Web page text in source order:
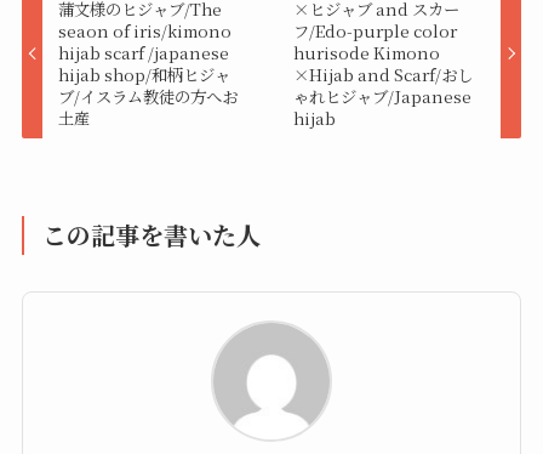
蒲文様のヒジャブ/The
seaon of iris/kimono
hijab scarf /japanese
hijab shop/和柄ヒジャ
ブ/イスラム教徒の方へお
土産
×ヒジャブ and スカー
フ/Edo-purple color
hurisode Kimono
×Hijab and Scarf/おし
ゃれヒジャブ/Japanese
hijab
この記事を書いた人